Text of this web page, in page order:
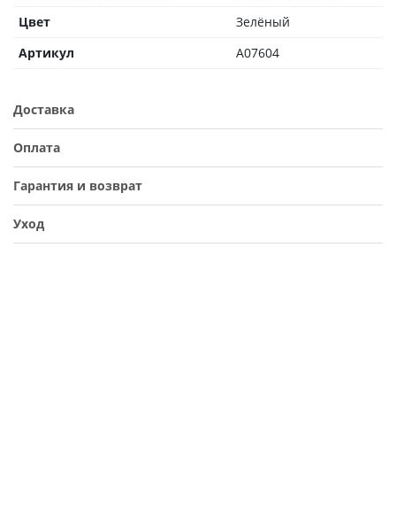
Цвет
Зелёный
Артикул
A07604
Доставка
Оплата
Гарантия и возврат
Уход